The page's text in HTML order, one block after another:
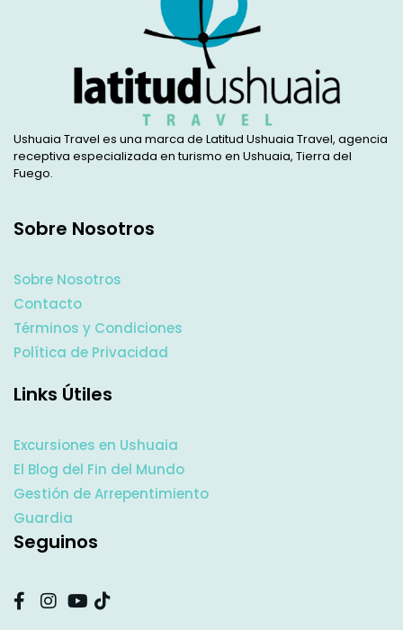
Ushuaia Travel es una marca de Latitud Ushuaia Travel, agencia
receptiva especializada en turismo en Ushuaia, Tierra del
Fuego.
Sobre Nosotros
Sobre Nosotros
Contacto
Términos y Condiciones
Política de Privacidad
Links Útiles
Excursiones en Ushuaia
El Blog del Fin del Mundo
Gestión de Arrepentimiento
Guardia
Seguinos